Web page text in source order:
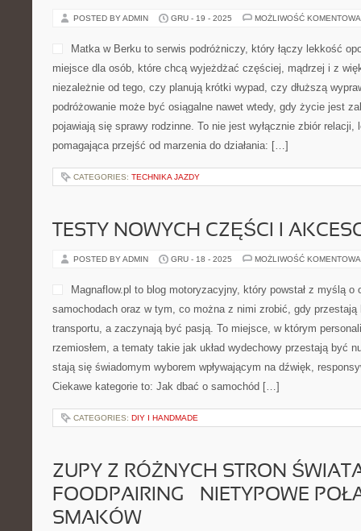
POSTED BY ADMIN GRU - 19 - 2025 MOŻLIWOŚĆ
Matka w Berku to serwis podróżniczy, który łączy lekkość
miejsce dla osób, które chcą wyjeżdżać częściej, mądrzej i z
niezależnie od tego, czy planują krótki wypad, czy dłuższą
podróżowanie może być osiągalne nawet wtedy, gdy życie jest
pojawiają się sprawy rodzinne. To nie jest wyłącznie zbiór relacji,
pomagająca przejść od marzenia do działania: […]
CATEGORIES: TECHNIKA JAZDY
TESTY NOWYCH CZĘŚCI I
POSTED BY ADMIN GRU - 18 - 2025 MOŻLIWOŚĆ
Magnaflow.pl to blog motoryzacyjny, który powstał z myślą o
samochodach oraz w tym, co można z nimi zrobić, gdy
transportu, a zaczynają być pasją. To miejsce, w którym
rzemiosłem, a tematy takie jak układ wydechowy przestają być
stają się świadomym wyborem wpływającym na dźwięk,
Ciekawe kategorie to: Jak dbać o samochód […]
CATEGORIES: DIY I HANDMADE
ZUPY Z RÓŻNYCH STRON
FOODPAIRING – NIETYPOWE
SMAKÓW